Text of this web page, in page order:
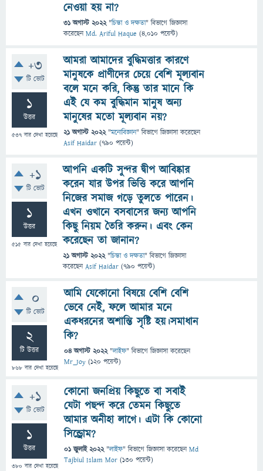
নেওয়া হয় না?
31 অগাস্ট 2022 "চিন্তা ও দক্ষতা" বিভাগে জিজ্ঞাসা
করেছেনMd. Ariful Haque (4,010 পয়েন্ট)
+3
টি ভোট
1
উত্তর
537 বার দেখা হয়েছে
আমরা আমাদের বুদ্ধিমত্তার কারণে
মানুষকে প্রাণীদের চেয়ে বেশি মূল্যবান
বলে মনে করি, কিন্তু তার মানে কি
এই যে কম বুদ্ধিমান মানুষ অন্য
মানুষের মতো মূল্যবান নয়?
21 অগাস্ট 2022 "মনোবিজ্ঞান" বিভাগে জিজ্ঞাসাকরেছেন
Asif Haidar (790 পয়েন্ট)
+1
টি ভোট
1
উত্তর
515 বার দেখা হয়েছে
আপনি একটি সুন্দর দ্বীপ আবিষ্কার
করেন যার উপর ভিত্তি করে আপনি
নিজের সমাজ গড়ে তুলতে পারেন।
এখন ওখানে বসবাসের জন্য আপনি
কিছু নিয়ম তৈরি করুন। এবং কেন
করেছেন তা জানান?
21 অগাস্ট 2022 "চিন্তা ও দক্ষতা" বিভাগে জিজ্ঞাসা
করেছেনAsif Haidar (790 পয়েন্ট)
0
টি ভোট
2
টি উত্তর
868 বার দেখা হয়েছে
আমি যেকোনো বিষয়ে বেশি বেশি
ভেবে নেই, ফলে আমার মনে
একধরনের অশান্তি সৃষ্টি হয়।সমাধান
কি?
04 অগাস্ট 2022 "লাইফ" বিভাগে জিজ্ঞাসাকরেছেন
Mr_Joy (120 পয়েন্ট)
+1
টি ভোট
1
উত্তর
380 বার দেখা হয়েছে
কোনো জনপ্রিয় কিছুতে বা সবাই
যেটা পছন্দ করে তেমন কিছুতে
আমার অনীহা লাগে। এটা কি কোনো
সিন্ড্রোম?
01 জুলাই 2022 "লাইফ" বিভাগে জিজ্ঞাসাকরেছেনMd
Tajbiul Islam Mor (130 পয়েন্ট)